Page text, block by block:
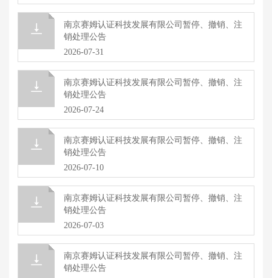
2026-07-31
南京赛姆认证科技发展有限公司暂停、撤销、注
销处理公告
2026-07-24
南京赛姆认证科技发展有限公司暂停、撤销、注
销处理公告
2026-07-10
南京赛姆认证科技发展有限公司暂停、撤销、注
销处理公告
2026-07-03
南京赛姆认证科技发展有限公司暂停、撤销、注
销处理公告
南京赛姆认证科技发展有限公司暂停、撤销、注
销处理公告